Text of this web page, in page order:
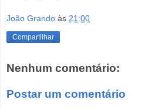
João Grando às 21:00
Compartilhar
Nenhum comentário:
Postar um comentário